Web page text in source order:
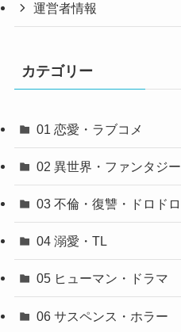
運営者情報
カテゴリー
01 恋愛・ラブコメ
02 異世界・ファンタジー
03 不倫・復讐・ドロドロ
04 溺愛・TL
05 ヒューマン・ドラマ
06 サスペンス・ホラー